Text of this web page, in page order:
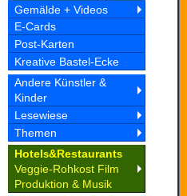
Gemälde + Videos
E-Cards
Post-Karten
Kreative Bastel-Ecke
Andere Künstler &
Kinder
Lesewiese
Themen
Hotels&Restaurants
Veggie-Rohkost Film
Produktion & Musik